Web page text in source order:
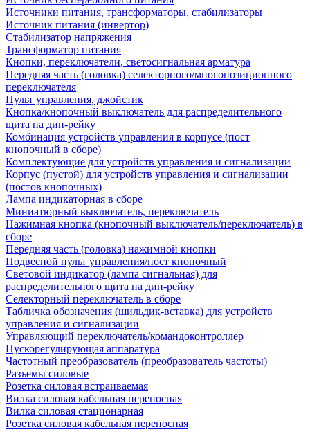
Источники питания, трансформаторы, стабилизаторы
Источник питания (инвертор)
Стабилизатор напряжения
Трансформатор питания
Кнопки, переключатели, светосигнальная арматура
Передняя часть (головка) селекторного/многопозиционного
переключателя
Пульт управления, джойстик
Кнопка/кнопочный выключатель для распределительного
щита на дин-рейку
Комбинация устройств управления в корпусе (пост
кнопочный в сборе)
Комплектующие для устройств управления и сигнализации
Корпус (пустой) для устройств управления и сигнализации
(постов кнопочных)
Лампа индикаторная в сборе
Миниатюрный выключатель, переключатель
Нажимная кнопка (кнопочный выключатель/переключатель) в
сборе
Передняя часть (головка) нажимной кнопки
Подвесной пульт управления/пост кнопочный
Световой индикатор (лампа сигнальная) для
распределительного щита на дин-рейку
Селекторный переключатель в сборе
Табличка обозначения (шильдик-вставка) для устройств
управления и сигнализации
Управляющий переключатель/командоконтроллер
Пускорегулирующая аппаратура
Частотный преобразователь (преобразователь частоты)
Разъемы силовые
Розетка силовая встраиваемая
Вилка силовая кабельная переносная
Вилка силовая стационарная
Розетка силовая кабельная переносная